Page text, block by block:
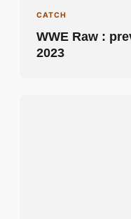
CATCH
WWE Raw :
2023